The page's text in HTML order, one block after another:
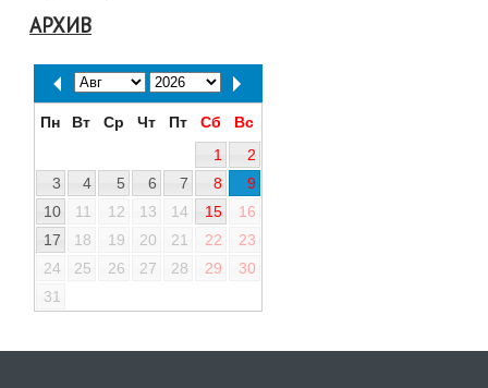
АРХИВ
Пн Вт Ср Чт Пт Сб
Вс
1
2
3
4 5 6 7 8
9
10
11 12 13 14 15
16
17
18 19 20 21 22
23
24
25 26 27 28 29
30
31